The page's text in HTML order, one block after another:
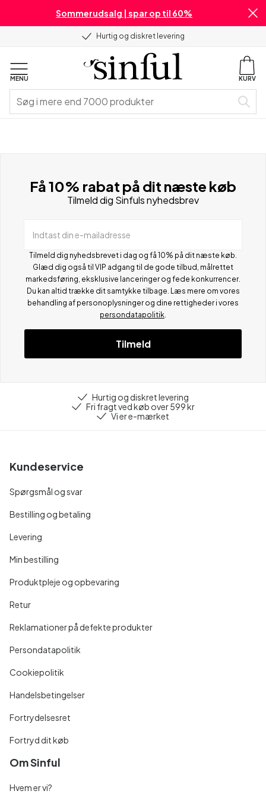
Sommerudsalg | spar op til 60%
Hurtig og diskret levering
MENU KURV
Få 10% rabat på dit næste køb
Tilmeld dig Sinfuls nyhedsbrev
Indtast din e-mailadresse
Tilmeld dig nyhedsbrevet i dag og få 10% på dit næste køb.
Glæd dig også til VIP adgang til de gode tilbud, målrettet
markedsføring, eksklusive lanceringer og fede konkurrencer.
Du kan altid trække dit samtykke tilbage. Læs mere om vores
behandling af personoplysninger og dine rettigheder i vores
persondatapolitik
Tilmeld
Hurtig og diskret levering
Fri fragt ved køb over 599 kr
Vi er e-mærket
Kundeservice
Spørgsmål og svar
Bestilling og betaling
Levering
Min bestilling
Produktpleje og opbevaring
Retur
Reklamationer på defekte produkter
Persondatapolitik
Cookiepolitik
Handelsbetingelser
Fortrydelsesret
Fortryd dit køb
Om Sinful
Hvem er vi?